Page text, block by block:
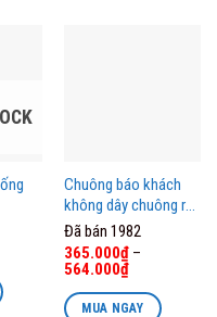
Chuông báo khách
không dây chuông rời
C10 PINGRON
Đã bán 1982
365.000₫–
564.000₫
MUA NGAY